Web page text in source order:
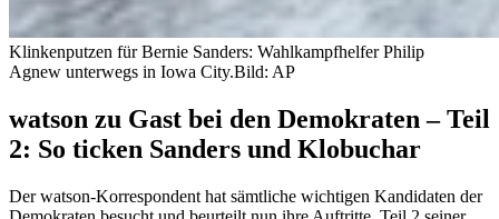
Klinkenputzen für Bernie Sanders: Wahlkampfhelfer Philip
Agnew unterwegs in Iowa City.Bild: AP
watson zu Gast bei den Demokraten – Teil
2: So ticken Sanders und Klobuchar
Der watson-Korrespondent hat sämtliche wichtigen Kandidaten der